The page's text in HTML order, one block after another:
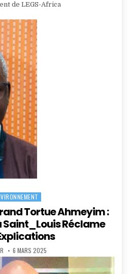
de LEGS-Africa
Tortue Ahmeyim :
Saint_Louis Réclame
PUBLISHED
DATE:
6 MARS 2025